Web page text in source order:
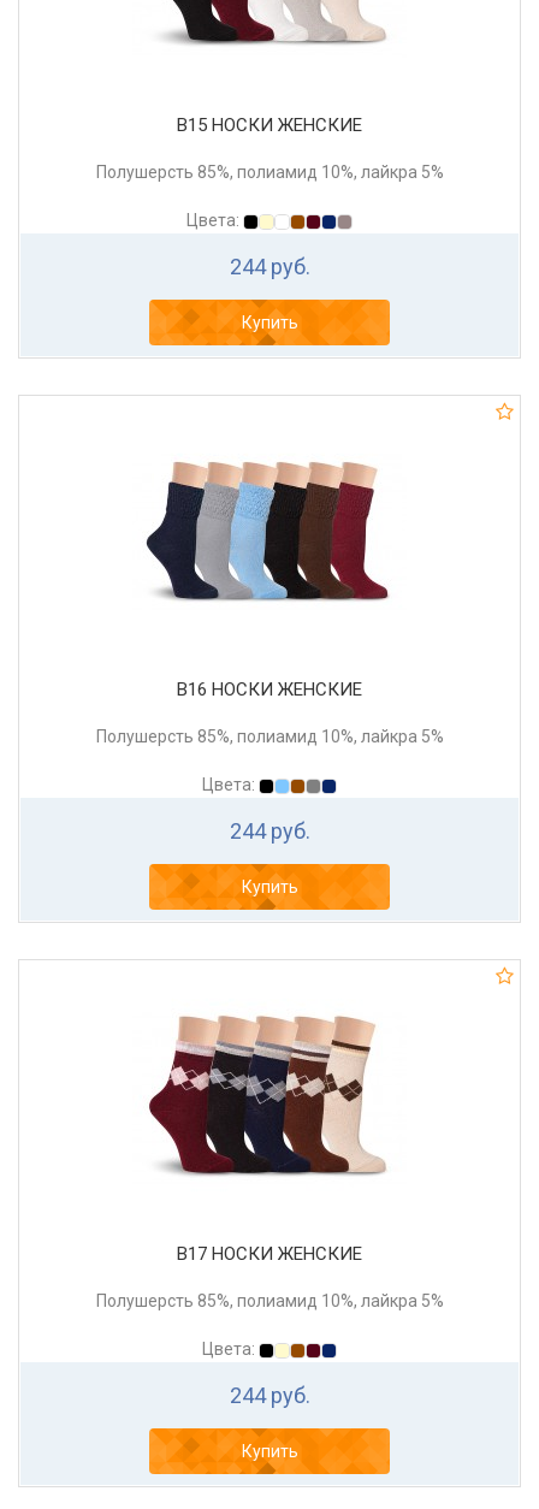
В15 НОСКИ ЖЕНСКИЕ
Полушерсть 85%, полиамид 10%, лайкра 5%
Цвета:
244 руб.
Купить
В16 НОСКИ ЖЕНСКИЕ
Полушерсть 85%, полиамид 10%, лайкра 5%
Цвета:
244 руб.
Купить
В17 НОСКИ ЖЕНСКИЕ
Полушерсть 85%, полиамид 10%, лайкра 5%
Цвета:
244 руб.
Купить